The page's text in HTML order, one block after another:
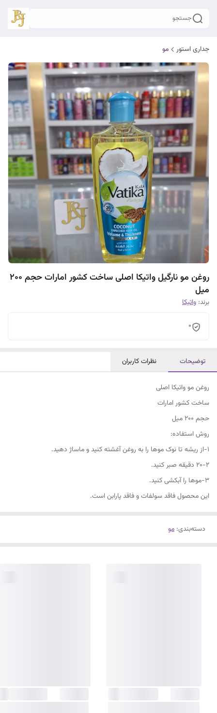
جستجو
جداری استور مو
روغن مو نارگیل واتیکا اصلی ساخت کشور امارات حجم 200
میل
برند: واتیکا
0
توضیحات نظرات کاربران
روغن مو واتیکا اصلی
ساخت کشور امارات
حجم 200 میل
روش استفاده:
۱-از ریشه تا نوک موها را به روغن آغشته کنید و ماساژ دهید.
۲۰-۲ دقیقه صبر کنید.
۳-موها را آبکشی کنید.
این محصول فاقد سولفات و فاقد پارابن است.
دسته‌بندی: مو